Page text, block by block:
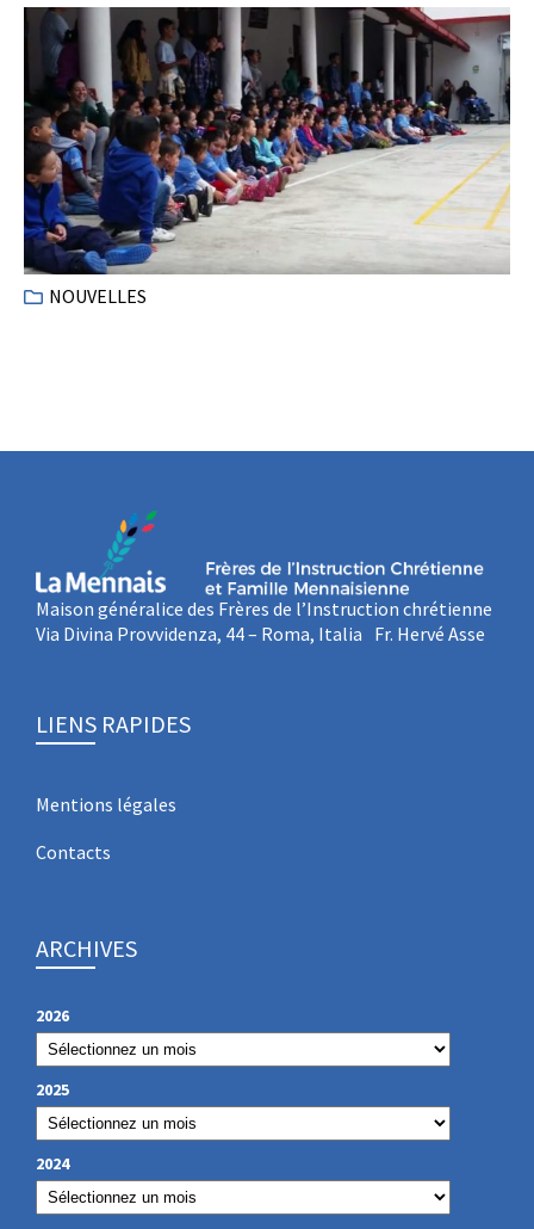
NOUVELLES
Maison généralice des Frères de l’Instruction chrétienne
Via Divina Provvidenza, 44 – Roma, Italia Fr. Hervé Asse
LIENS RAPIDES
Mentions légales
Contacts
ARCHIVES
2026
2025
2024